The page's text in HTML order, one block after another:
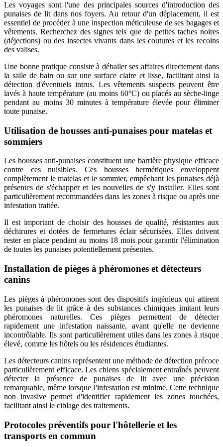
Les voyages sont l'une des principales sources d'introduction des
punaises de lit dans nos foyers. Au retour d'un déplacement, il est
essentiel de procéder à une inspection méticuleuse de ses bagages et
vêtements. Recherchez des signes tels que de petites taches noires
(déjections) ou des insectes vivants dans les coutures et les recoins
des valises.
Une bonne pratique consiste à déballer ses affaires directement dans
la salle de bain ou sur une surface claire et lisse, facilitant ainsi la
détection d'éventuels intrus. Les vêtements suspects peuvent être
lavés à haute température (au moins 60°C) ou placés au sèche-linge
pendant au moins 30 minutes à température élevée pour éliminer
toute punaise.
Utilisation de housses anti-punaises pour matelas et
sommiers
Les housses anti-punaises constituent une barrière physique efficace
contre ces nuisibles. Ces housses hermétiques enveloppent
complètement le matelas et le sommier, empêchant les punaises déjà
présentes de s'échapper et les nouvelles de s'y installer. Elles sont
particulièrement recommandées dans les zones à risque ou après une
infestation traitée.
Il est important de choisir des housses de qualité, résistantes aux
déchirures et dotées de fermetures éclair sécurisées. Elles doivent
rester en place pendant au moins 18 mois pour garantir l'élimination
de toutes les punaises potentiellement présentes.
Installation de pièges à phéromones et détecteurs
canins
Les pièges à phéromones sont des dispositifs ingénieux qui attirent
les punaises de lit grâce à des substances chimiques imitant leurs
phéromones naturelles. Ces pièges permettent de détecter
rapidement une infestation naissante, avant qu'elle ne devienne
incontrôlable. Ils sont particulièrement utiles dans les zones à risque
élevé, comme les hôtels ou les résidences étudiantes.
Les détecteurs canins représentent une méthode de détection précoce
particulièrement efficace. Les chiens spécialement entraînés peuvent
détecter la présence de punaises de lit avec une précision
remarquable, même lorsque l'infestation est minime. Cette technique
non invasive permet d'identifier rapidement les zones touchées,
facilitant ainsi le ciblage des traitements.
Protocoles préventifs pour l'hôtellerie et les
transports en commun